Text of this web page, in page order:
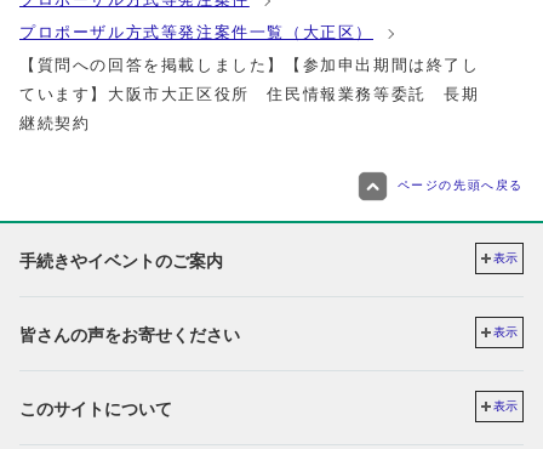
プロポーザル方式等発注案件一覧（大正区）
【質問への回答を掲載しました】【参加申出期間は終了し
ています】大阪市大正区役所 住民情報業務等委託 長期
継続契約
ページの先頭へ戻る
手続きやイベントのご案内 表示
皆さんの声をお寄せください 表示
このサイトについて 表示